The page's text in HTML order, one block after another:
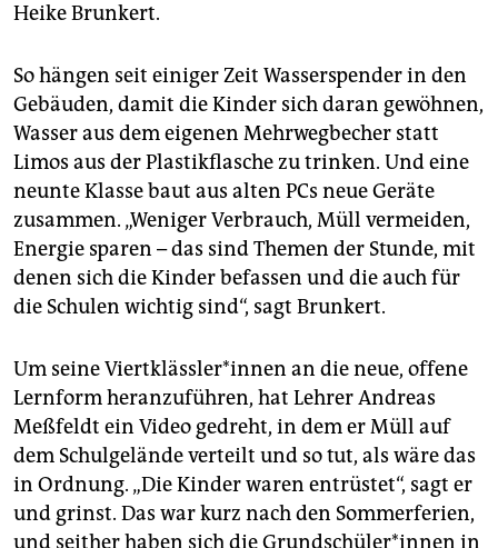
Heike Brunkert.
So hängen seit einiger Zeit Wasserspender in den
Gebäuden, damit die Kinder sich daran gewöhnen,
Wasser aus dem eigenen Mehrwegbecher statt
Limos aus der Plastikflasche zu trinken. Und eine
neunte Klasse baut aus alten PCs neue Geräte
zusammen. „Weniger Verbrauch, Müll vermeiden,
Energie sparen – das sind Themen der Stunde, mit
denen sich die Kinder befassen und die auch für
die Schulen wichtig sind“, sagt Brunkert.
Um seine Viert­kläss­le­r*in­nen an die neue, offene
Lernform heranzuführen, hat Lehrer Andreas
Meßfeldt ein Video gedreht, in dem er Müll auf
dem Schulgelände verteilt und so tut, als wäre das
in Ordnung. „Die Kinder waren entrüstet“, sagt er
und grinst. Das war kurz nach den Sommerferien,
und seither haben sich die Grund­schü­le­r*in­nen in